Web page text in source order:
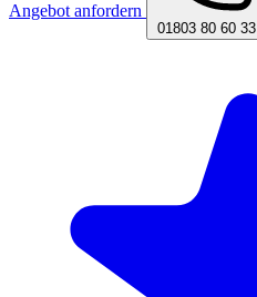
Angebot anfordern
01803 80 60 33